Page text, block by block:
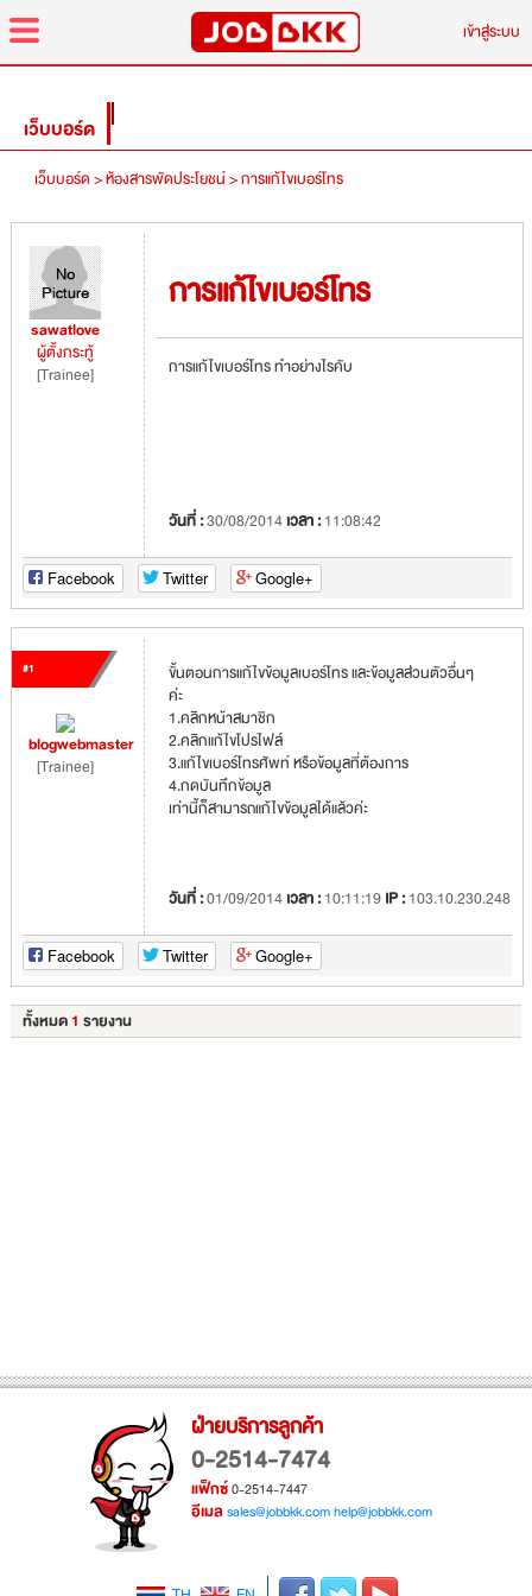
menu
เข้าสู่ระบบ
เว็บบอร์ด
เว็บบอร์ด >ห้องสารพัดประโยชน์ >การแก้ไขเบอร์โทร
sawatlove
ผู้ตั้งกระทู้
[Trainee]
การแก้ไขเบอร์โทร
การแก้ไขเบอร์โทร ทำอย่างไรคับ
วันที่ :30/08/2014เวลา :11:08:42
Facebook Twitter Google+
#1
blogwebmaster
[Trainee]
ขั้นตอนการแก้ไขข้อมูลเบอร์โทร และข้อมูลส่วนตัวอื่นๆ
ค่ะ
1.คลิกหน้าสมาชิก
2.คลิกแก้ไขโปรไฟล์
3.แก้ไขเบอร์โทรศัพท์ หรือข้อมูลที่ต้องการ
4.กดบันทึกข้อมูล
เท่านี้ก็สามารถแก้ไขข้อมูลได้แล้วค่ะ
วันที่ :01/09/2014เวลา :10:11:19IP :103.10.230.248
Facebook Twitter Google+
ทั้งหมด1 รายงาน
ฝ่ายบริการลูกค้า
0-2514-7474
แฟ็กซ์0-2514-7447
อีเมล sales@jobbkk.comhelp@jobbkk.com